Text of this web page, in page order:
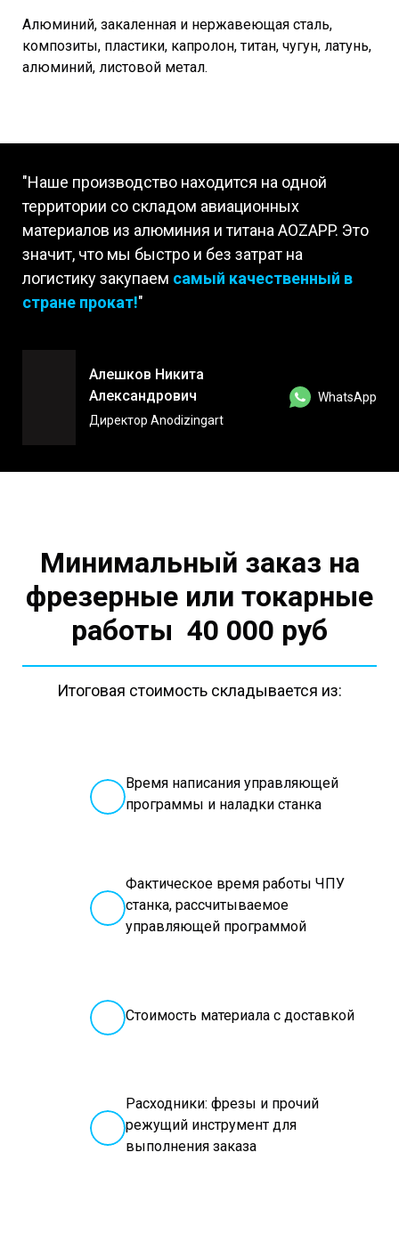
Алюминий, закаленная и нержавеющая сталь,
композиты, пластики, капролон, титан, чугун, латунь,
алюминий, листовой метал.
"Наше производство находится на одной
территории со складом авиационных
материалов из алюминия и титана AOZAPP. Это
значит, что мы быстро и без затрат на
логистику закупаем самый качественный в
стране прокат!"
Алешков Никита
Александрович
Директор Anodizingart
WhatsApp
Минимальный заказ на
фрезерные или токарные
работы 40 000 руб
Итоговая стоимость складывается из:
Время написания управляющей
программы и наладки станка
Фактическое время работы ЧПУ
станка, рассчитываемое
управляющей программой
Стоимость материала с доставкой
Расходники: фрезы и прочий
режущий инструмент для
выполнения заказа